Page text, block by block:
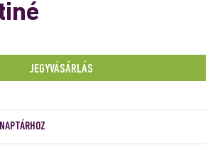
JEGYVÁSÁRLÁS